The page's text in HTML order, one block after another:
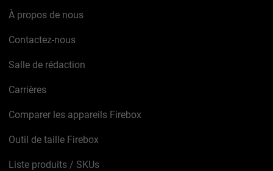
À propos de nous
Contactez-nous
Salle de rédaction
Carrières
Comparer les appareils Firebox
Outil de taille Firebox
Liste produits / SKUs